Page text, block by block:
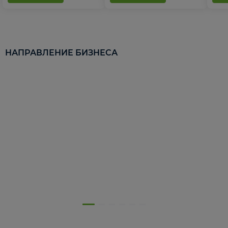
НАПРАВЛЕНИЕ БИЗНЕСА